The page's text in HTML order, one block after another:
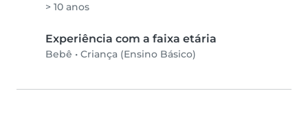
> 10 anos
Experiência com a faixa etária
Bebê • Criança (Ensino Básico)